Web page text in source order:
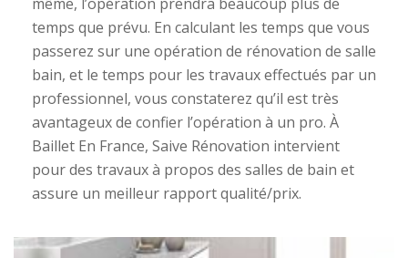
temps que prévu. En calculant les temps que vous
passerez sur une opération de rénovation de salle
bain, et le temps pour les travaux effectués par un
professionnel, vous constaterez qu’il est très
avantageux de confier l’opération à un pro. À
Baillet En France, Saive Rénovation intervient
pour des travaux à propos des salles de bain et
assure un meilleur rapport qualité/prix.